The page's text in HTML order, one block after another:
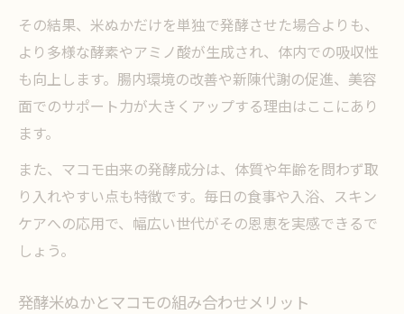
その結果、米ぬかだけを単独で発酵させた場合よりも、
より多様な酵素やアミノ酸が生成され、体内での吸収性
も向上します。腸内環境の改善や新陳代謝の促進、美容
面でのサポート力が大きくアップする理由はここにあり
ます。
また、マコモ由来の発酵成分は、体質や年齢を問わず取
り入れやすい点も特徴です。毎日の食事や入浴、スキン
ケアへの応用で、幅広い世代がその恩恵を実感できるで
しょう。
発酵米ぬかとマコモの組み合わせメリット